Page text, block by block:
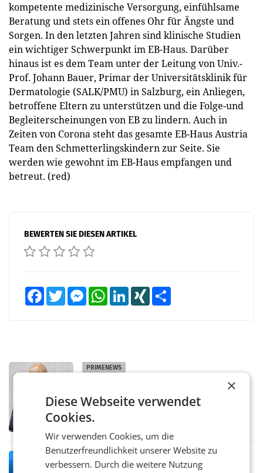
kompetente medizinische Versorgung, einfühlsame
Beratung und stets ein offenes Ohr für Ängste und
Sorgen. In den letzten Jahren sind klinische Studien
ein wichtiger Schwerpunkt im EB-Haus. Darüber
hinaus ist es dem Team unter der Leitung von Univ.-
Prof. Johann Bauer, Primar der Universitätsklinik für
Dermatologie (SALK/PMU) in Salzburg, ein Anliegen,
betroffene Eltern zu unterstützen und die Folge-und
Begleiterscheinungen von EB zu lindern. Auch in
Zeiten von Corona steht das gesamte EB-Haus Austria
Team den Schmetterlingskindern zur Seite. Sie
werden wie gewohnt im EB-Haus empfangen und
betreut. (red)
BEWERTEN SIE DIESEN ARTIKEL
FacebookTwitter MessengerWhatsAppLinkedInXING
PRIMENEWS
ORF III: Peter Schöber abberufen und
beurlaubt
WIEN ORF-III-Co-Geschäftsführer Peter
Schöber ist wegen Compliance-Vorwürfen
bestätigte gegenüber der APA entsprechende
Medienberichte.
MARKETING & MEDIA
×
Diese Webseite verwendet
Cookies.
Wir verwenden Cookies, um die
Benutzerfreundlichkeit unserer Website zu
verbessern. Durch die weitere Nutzung